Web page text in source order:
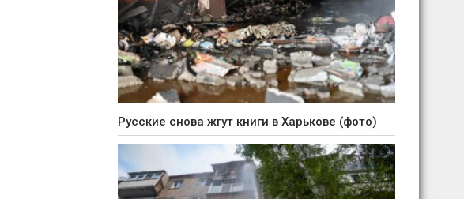
Русские снова жгут книги в Харькове (фото)